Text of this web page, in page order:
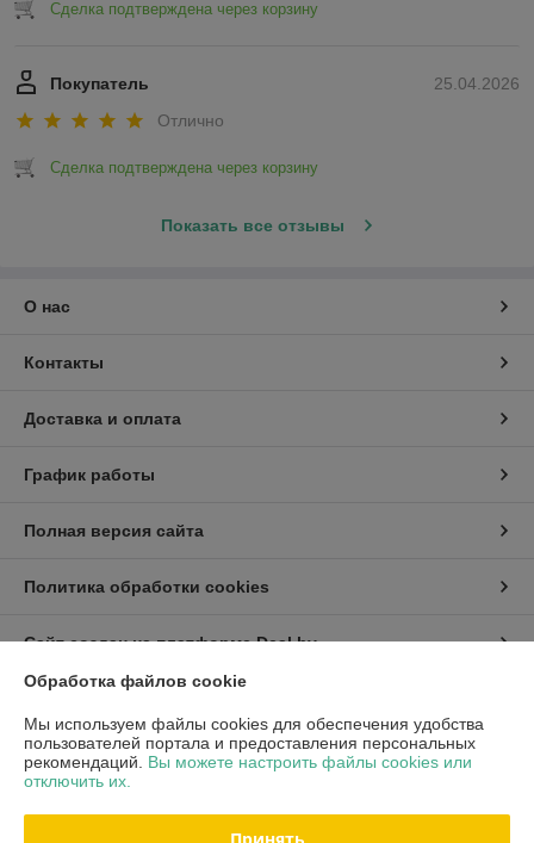
Сделка подтверждена через корзину
25.04.2026
Покупатель
Отлично
Сделка подтверждена через корзину
Показать все отзывы
О нас
Контакты
Доставка и оплата
График работы
Полная версия сайта
Политика обработки cookies
Сайт создан на платформе Deal.by
Информация для покупателя
Индивидуальный предприниматель:ИП Хмель Павел Юрьевич
г. Минск, ул. Воронянского 11/5-63
Регистрационный номер ЕГР: 190422759
Обработка файлов cookie
Мы используем файлы cookies для обеспечения удобства
пользователей портала и предоставления персональных
рекомендаций. Вы можете настроить файлы cookies или
отключить их.
Принять